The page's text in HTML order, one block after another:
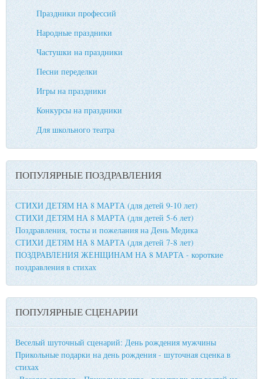
Праздники профессий
Народные праздники
Частушки на праздники
Песни переделки
Игры на праздники
Конкурсы на праздники
Для школьного театра
ПОПУЛЯРНЫЕ ПОЗДРАВЛЕНИЯ
СТИХИ ДЕТЯМ НА 8 МАРТА (для детей 9-10 лет)
СТИХИ ДЕТЯМ НА 8 МАРТА (для детей 5-6 лет)
Поздравления, тосты и пожелания на День Медика
СТИХИ ДЕТЯМ НА 8 МАРТА (для детей 7-8 лет)
ПОЗДРАВЛЕНИЯ ЖЕНЩИНАМ НА 8 МАРТА - короткие
поздравления в стихах
ПОПУЛЯРНЫЕ СЦЕНАРИИ
Веселый шуточный сценарий: День рождения мужчины
Прикольные подарки на день рождения - шуточная сценка в
стихах